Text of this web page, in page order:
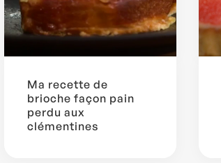
Ma recette de
brioche façon pain
perdu aux
clémentines